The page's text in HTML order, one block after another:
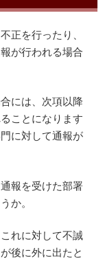
正を行ったり、
が行われる場合
には、次項以降
ことになります
に対して通報が
報を受けた部署
か。
れに対して不誠
後に外に出たと